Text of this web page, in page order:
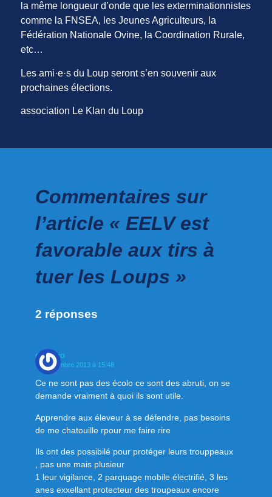
la même longueur d’onde que les exterminationnistes
comme la FNSEA, les Jeunes Agriculteurs, la
Fédération Nationale Ovine, la Coordination Rurale,
etc…
Les ami·e·s du Loup seront s’en souvenir aux
prochaines élections.
association Le Klan du Loup
Commentaires sur
l’article « EELV est
favorable aux tirs à
tuer les Loups »
2 réponses
gualyvo
16 novembre 2013 à 15:48
Ce ne sont pas des écolo ce sont des abruti, on se
demande vraiment à quoi ils sont utile.
Apprendre aux éleveur à se défendre, pas besoins
de me chatouille rpour me faire rire
Ils ont des possibilé pour protéger leurs trouppeaux
, pas une mais plusieur
1 leur vigilance, 2 parquage mobile électrifié, 3 les
anes exxellant protecteur des troupeaux encore